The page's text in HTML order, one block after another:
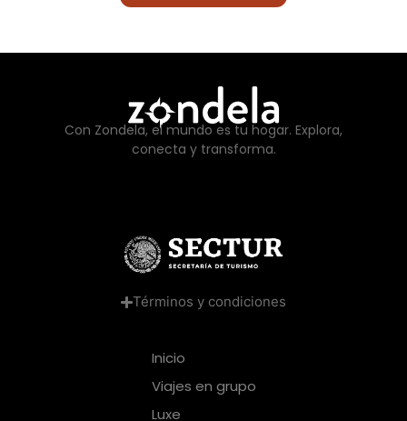
Con Zondela, el mundo es tu hogar. Explora,
conecta y transforma.
Términos y condiciones
Inicio
Viajes en grupo
Luxe